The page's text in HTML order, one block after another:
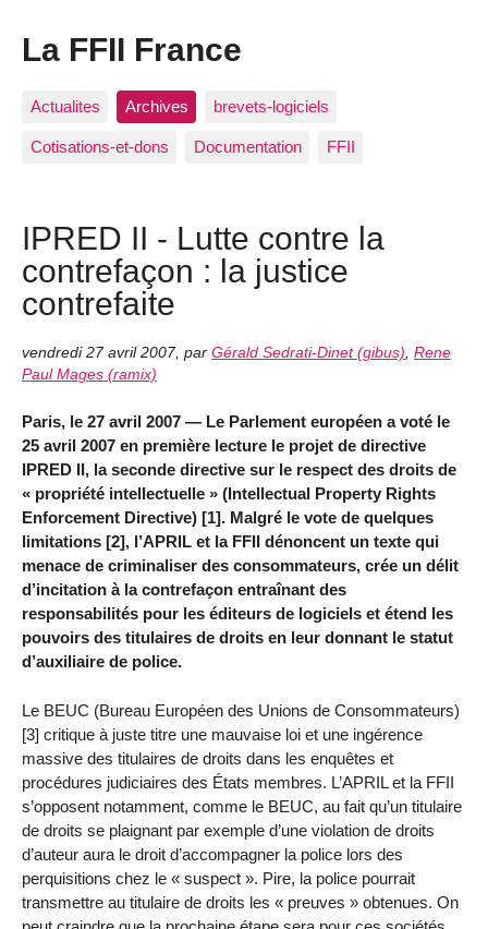
La FFII France
Actualites Archives brevets-logiciels
Cotisations-et-dons Documentation FFII
IPRED II - Lutte contre la
contrefaçon : la justice
contrefaite
vendredi 27 avril 2007, par Gérald Sedrati-Dinet (gibus) Rene
Paul Mages (ramix)
Paris, le 27 avril 2007 — Le Parlement européen a voté le
25 avril 2007 en première lecture le projet de directive
IPRED II, la seconde directive sur le respect des droits de
« propriété intellectuelle » (Intellectual Property Rights
Enforcement Directive) [1]. Malgré le vote de quelques
limitations [2], l’APRIL et la FFII dénoncent un texte qui
menace de criminaliser des consommateurs, crée un délit
d’incitation à la contrefaçon entraînant des
responsabilités pour les éditeurs de logiciels et étend les
pouvoirs des titulaires de droits en leur donnant le statut
d’auxiliaire de police.
Le BEUC (Bureau Européen des Unions de Consommateurs)
[3] critique à juste titre une mauvaise loi et une ingérence
massive des titulaires de droits dans les enquêtes et
procédures judiciaires des États membres. L’APRIL et la FFII
s’opposent notamment, comme le BEUC, au fait qu’un titulaire
de droits se plaignant par exemple d’une violation de droits
d’auteur aura le droit d’accompagner la police lors des
perquisitions chez le « suspect ». Pire, la police pourrait
transmettre au titulaire de droits les « preuves » obtenues. On